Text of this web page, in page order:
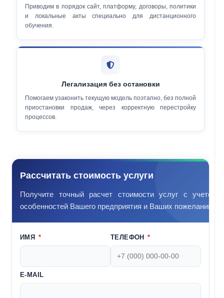
Приводим в порядок сайт, платформу, договоры, политики
и локальные акты специально для дистанционного
обучения.
Легализация без остановки
Помогаем узаконить текущую модель поэтапно, без полной
приостановки продаж, через корректную перестройку
процессов.
Рассчитать стоимость услуги
Получите точный расчет стоимости услуг с учетом
особенностей Вашего предприятия и Ваших пожеланий.
ИМЯ * ТЕЛЕФОН *
E-MAIL